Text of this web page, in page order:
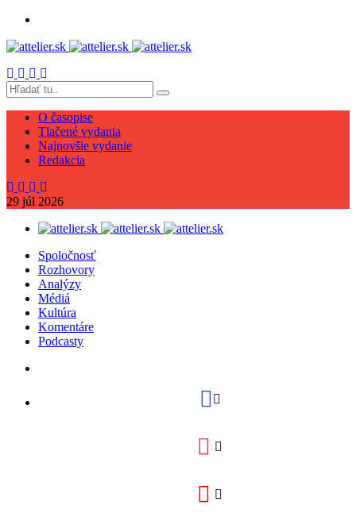
O časopise
Tlačené vydania
Najnovšie vydanie
Redakcia
29 júl 2026
Spoločnosť
Rozhovory
Analýzy
Médiá
Kultúra
Komentáre
Podcasty